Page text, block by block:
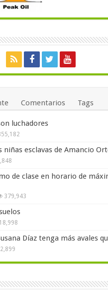
Comentarios Tags
luchadores
niñas esclavas de Amancio
de clase en horario de
379,943
Díaz tenga más avales